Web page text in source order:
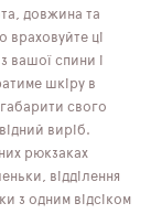
довжина та
ці
спини і
шкіру в
свого
виріб.
рюкзаках
відділення
з одним відсіком